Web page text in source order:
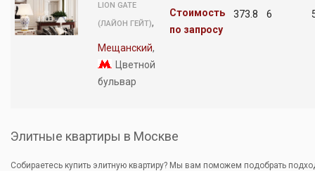
LION GATE
(ЛАЙОН ГЕЙТ),
Мещанский,
Цветной
бульвар
Стоимость
по запросу
373.8 6
Элитные квартиры в Москве
Собираетесь купить элитную квартиру? Мы вам поможем подобрать